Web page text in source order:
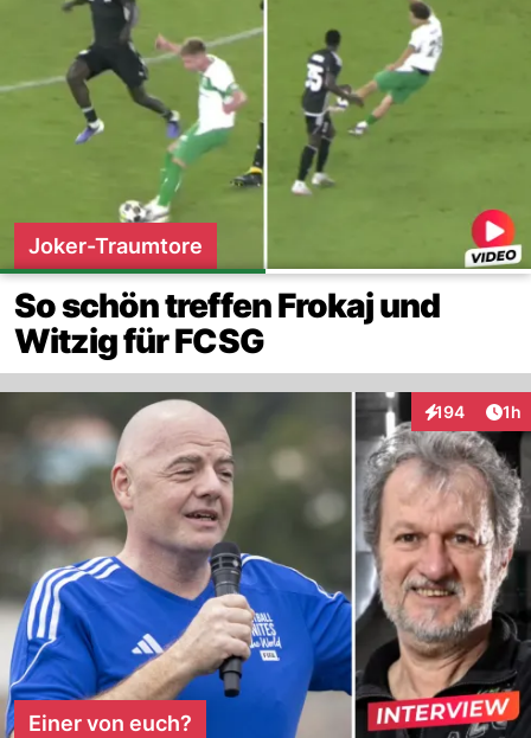
Joker-Traumtore
So schön treffen Frokaj und
Witzig für FCSG
194
Interaktionen
1h
Einer von euch?